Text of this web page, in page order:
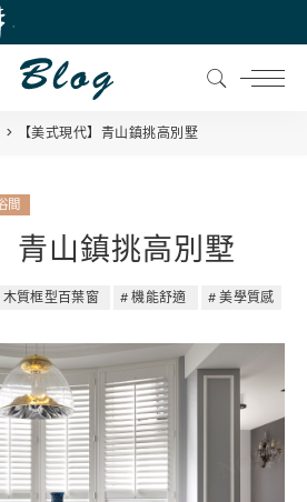
【美式現代】青山鎮挑高別墅
間
青山鎮挑高別墅
木質框型百葉窗 機能舒適 美學質感